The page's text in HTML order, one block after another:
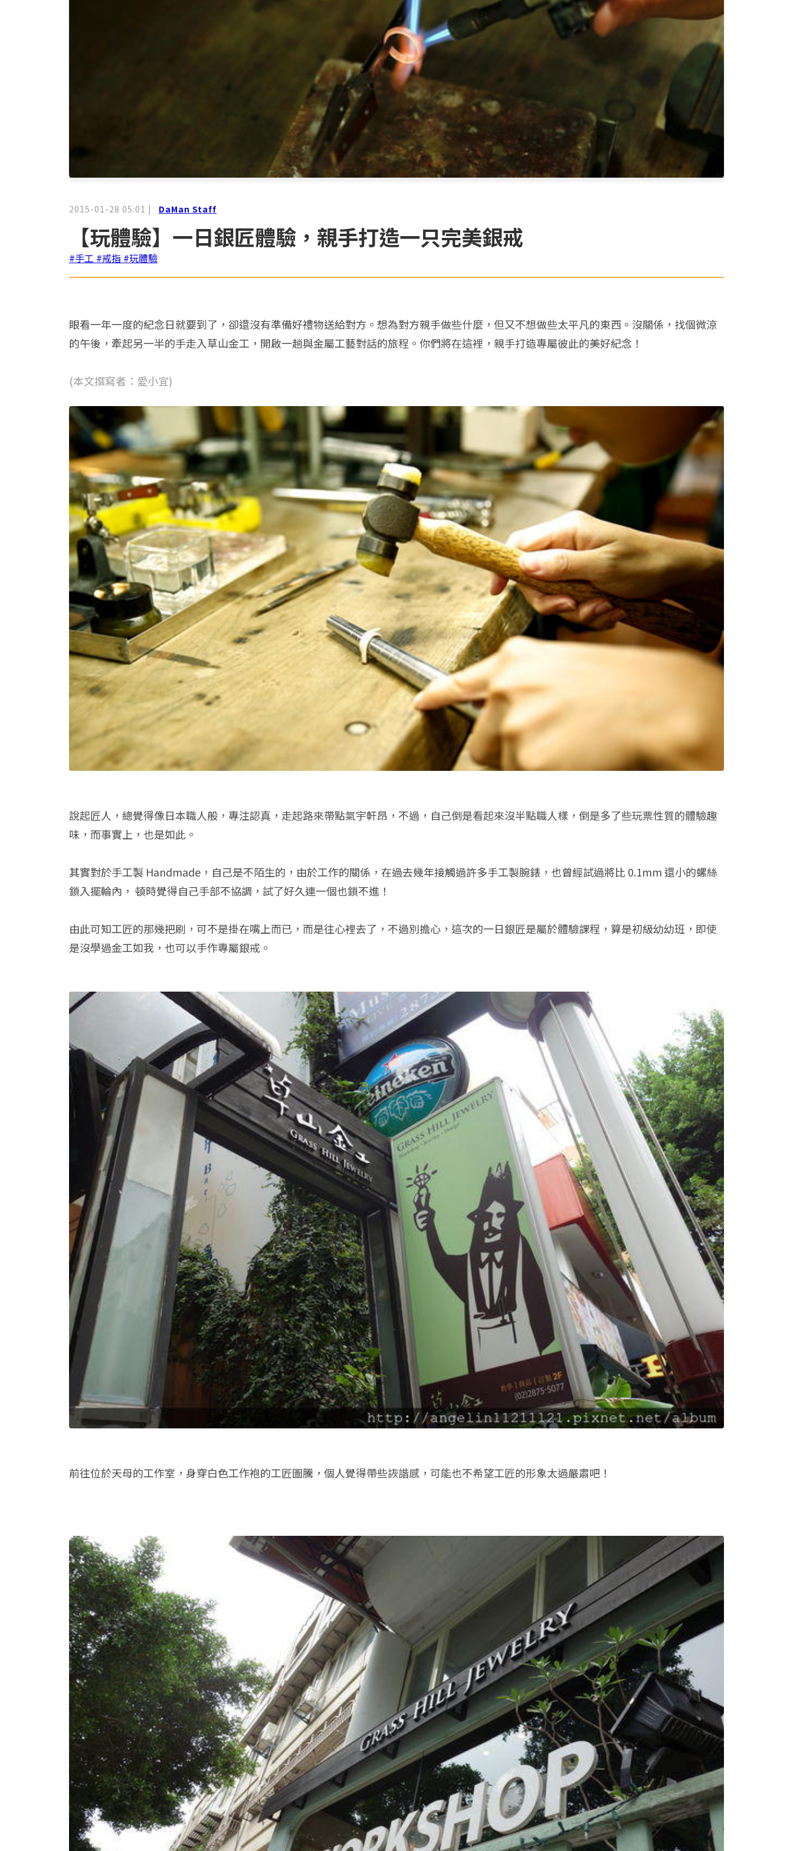
2015-01-28 05:01 | DaMan Staff
【玩體驗】一日銀匠體驗，親手打造一只完美銀戒
#手工 #戒指 #玩體驗
眼看一年一度的紀念日就要到了，卻還沒有準備好禮物送給對方。想為對方親手做些什麼，但又不想做些太平凡的東西。沒關係，找個微涼
的午後，牽起另一半的手走入草山金工，開啟一趟與金屬工藝對話的旅程。你們將在這裡，親手打造專屬彼此的美好紀念！
(本文撰寫者：愛小宜)
說起匠人，總覺得像日本職人般，專注認真，走起路來帶點氣宇軒昂，不過，自己倒是看起來沒半點職人樣，倒是多了些玩票性質的體驗趣
味，而事實上，也是如此。
其實對於手工製 Handmade，自己是不陌生的，由於工作的關係，在過去幾年接觸過許多手工製腕錶，也曾經試過將比 0.1mm 還小的螺絲
鎖入擺輪內， 頓時覺得自己手部不協調，試了好久連一個也鎖不進！
由此可知工匠的那幾把刷，可不是掛在嘴上而已，而是往心裡去了，不過別擔心，這次的一日銀匠是屬於體驗課程，算是初級幼幼班，即使
是沒學過金工如我，也可以手作專屬銀戒。
前往位於天母的工作室，身穿白色工作袍的工匠圖騰，個人覺得帶些詼諧感，可能也不希望工匠的形象太過嚴肅吧！